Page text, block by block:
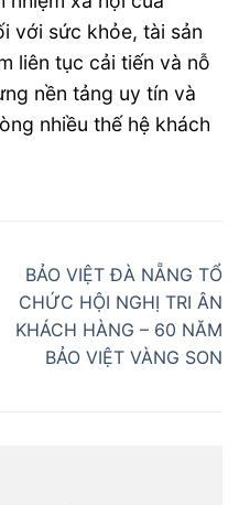
với sức khỏe, tài sản
liên tục cải tiến và nỗ
nền tảng uy tín và
nhiều thế hệ khách
BẢO VIỆT ĐÀ NẴNG TỔ
CHỨC HỘI NGHỊ TRI ÂN
KHÁCH HÀNG – 60 NĂM
BẢO VIỆT VÀNG SON